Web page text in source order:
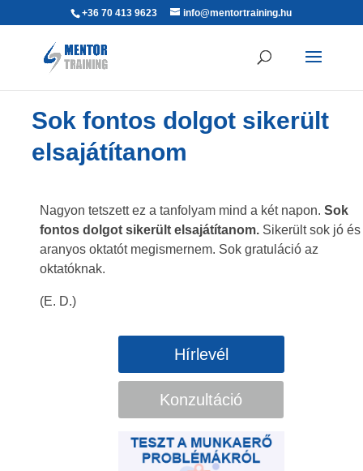
+36 70 413 9623 info@mentortraining.hu
Sok fontos dolgot sikerült
elsajátítanom
Nagyon tetszett ez a tanfolyam mind a két napon. Sok
fontos dolgot sikerült elsajátítanom. Sikerült sok jó és
aranyos oktatót megismernem. Sok gratuláció az
oktatóknak.
(E. D.)
Hírlevél
Konzultáció